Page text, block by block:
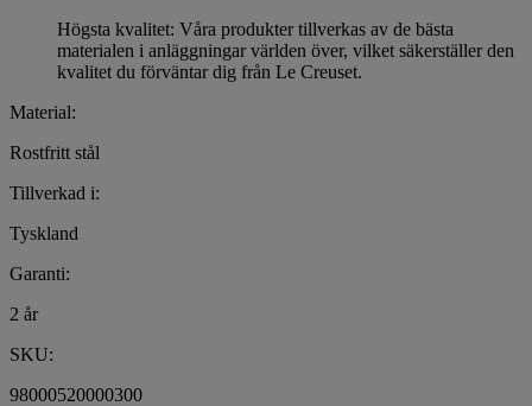
Högsta kvalitet: Våra produkter tillverkas av de bästa
materialen i anläggningar världen över, vilket säkerställer den
kvalitet du förväntar dig från Le Creuset.
Material:
Rostfritt stål
Tillverkad i:
Tyskland
Garanti:
2 år
SKU:
98000520000300